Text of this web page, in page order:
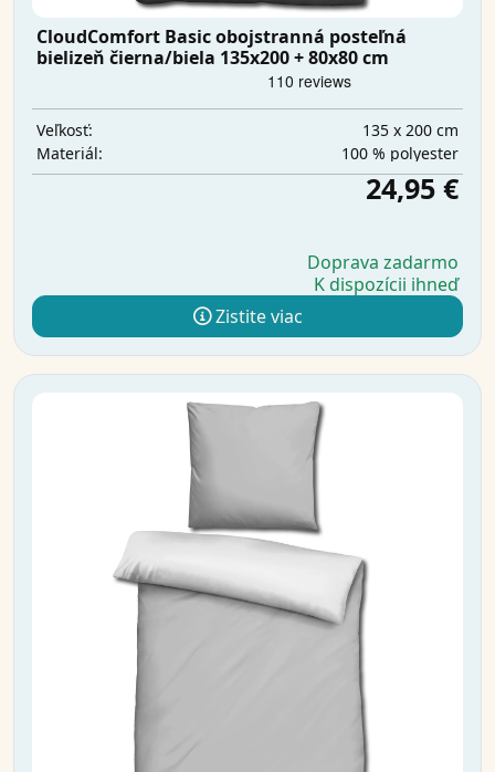
CloudComfort Basic obojstranná posteľná
bielizeň čierna/biela 135x200 + 80x80 cm
Veľkosť:
135 x 200 cm
Materiál:
100 % polyester
24,95 €
Doprava zadarmo
K dispozícii ihneď
Zistite viac